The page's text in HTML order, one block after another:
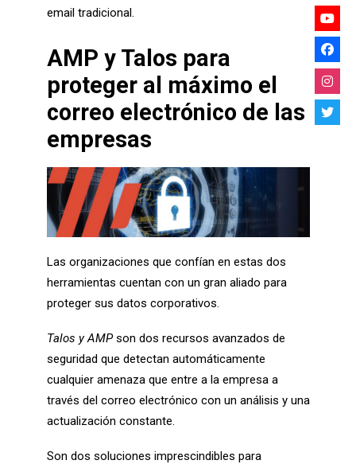
email tradicional.
AMP y Talos para
proteger al máximo el
correo electrónico de las
empresas
Las organizaciones que confían en estas dos
herramientas cuentan con un gran aliado para
proteger sus datos corporativos.
Talos y AMPson dos recursos avanzados de
seguridad que detectan automáticamente
cualquier amenaza que entre a la empresa a
través del correo electrónico con un análisis y una
actualización constante.
Son dos soluciones imprescindibles para